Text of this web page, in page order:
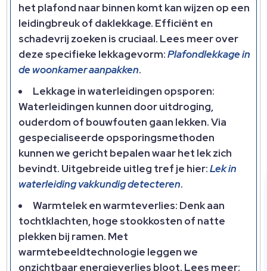
het plafond naar binnen komt kan wijzen op een
leidingbreuk of daklekkage.​ Efficiënt en
schadevrij zoeken is cruciaal.​ Lees meer over
deze specifieke lekkagevorm:Plafondlekkage in
de woonkamer aanpakken.​
Lekkage in waterleidingen opsporen:
Waterleidingen kunnen door uitdroging,
ouderdom of bouwfouten gaan lekken.​ Via
gespecialiseerde opsporingsmethoden
kunnen we gericht bepalen waar het lek zich
bevindt.​ Uitgebreide uitleg tref je hier:Lek in
waterleiding vakkundig detecteren.​
Warmtelek en warmteverlies: Denk aan
tochtklachten, hoge stookkosten of natte
plekken bij ramen.​ Met
warmtebeeldtechnologie leggen we
onzichtbaar energieverlies bloot.​ Lees meer: